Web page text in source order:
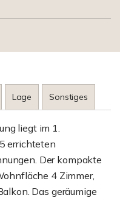
Lage Sonstiges
liegt im 1.
errichteten
Der kompakte
4 Zimmer,
Das geräumige